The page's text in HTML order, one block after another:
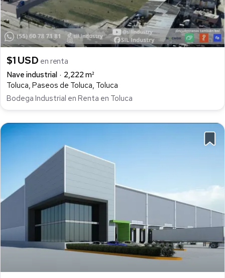
$1 USD en renta
Nave industrial
2,222 m²
Toluca, Paseos de Toluca, Toluca
Bodega Industrial en Renta en Toluca